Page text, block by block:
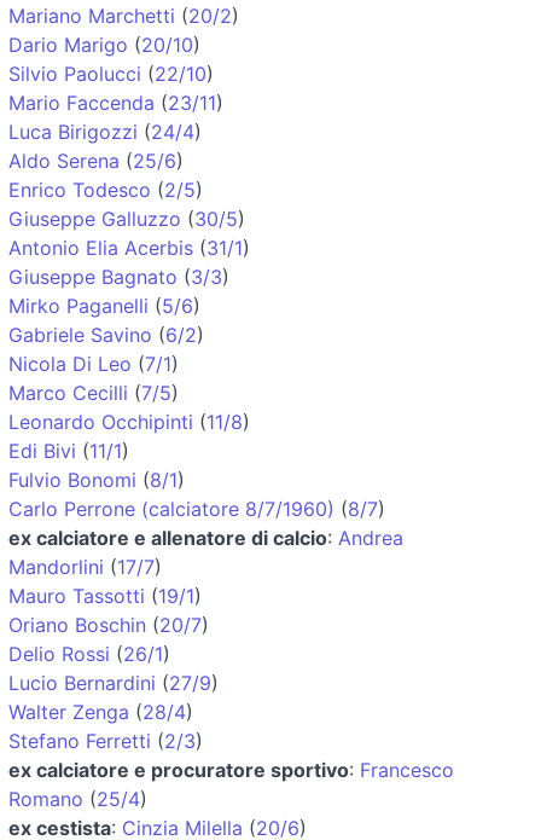
Mariano Marchetti (20/2)
Dario Marigo (20/10)
Silvio Paolucci (22/10)
Mario Faccenda (23/11)
Luca Birigozzi (24/4)
Aldo Serena (25/6)
Enrico Todesco (2/5)
Giuseppe Galluzzo (30/5)
Antonio Elia Acerbis (31/1)
Giuseppe Bagnato (3/3)
Mirko Paganelli (5/6)
Gabriele Savino (6/2)
Nicola Di Leo (7/1)
Marco Cecilli (7/5)
Leonardo Occhipinti (11/8)
Edi Bivi (11/1)
Fulvio Bonomi (8/1)
Carlo Perrone (calciatore 8/7/1960) (8/7)
ex calciatore e allenatore di calcio: Andrea
Mandorlini (17/7)
Mauro Tassotti (19/1)
Oriano Boschin (20/7)
Delio Rossi (26/1)
Lucio Bernardini (27/9)
Walter Zenga (28/4)
Stefano Ferretti (2/3)
ex calciatore e procuratore sportivo: Francesco
Romano (25/4)
ex cestista: Cinzia Milella (20/6)